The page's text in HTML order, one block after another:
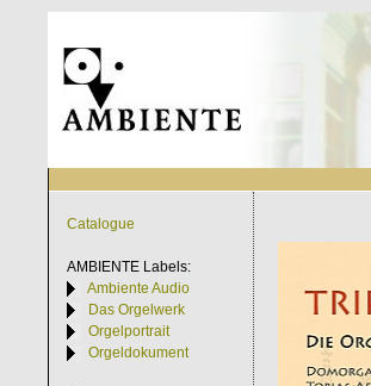
Catalogue
AMBIENTE Labels:
Ambiente Audio
Das Orgelwerk
Orgelportrait
Orgeldokument